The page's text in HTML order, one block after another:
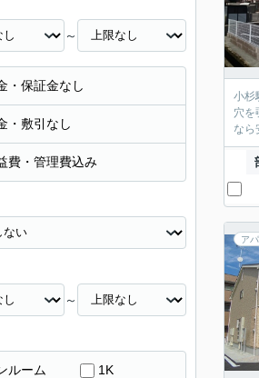
小杉
穴を
なら
ア
～
・保証金なし
・敷引なし
費・管理費込み
～
ルーム 1K